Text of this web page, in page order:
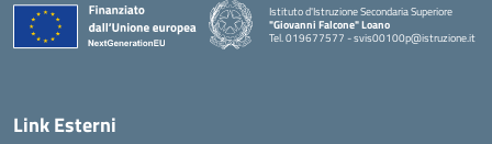
Istituto d'Istruzione Secondaria Superiore
"Giovanni Falcone" Loano
Tel. 019677577 - svis00100p@istruzione.it
— Visita la pagina iniziale della scuola
Link Esterni